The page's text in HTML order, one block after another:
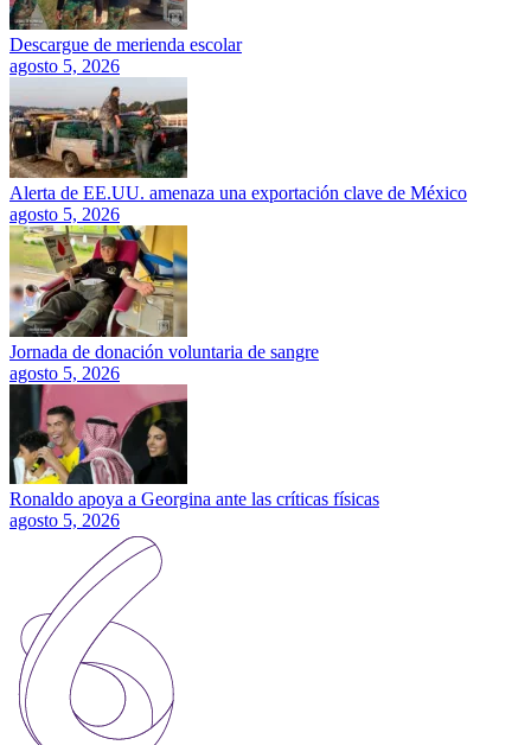
Descargue de merienda escolar
agosto 5, 2026
Alerta de EE.UU. amenaza una exportación clave de México
agosto 5, 2026
Jornada de donación voluntaria de sangre
agosto 5, 2026
Ronaldo apoya a Georgina ante las críticas físicas
agosto 5, 2026